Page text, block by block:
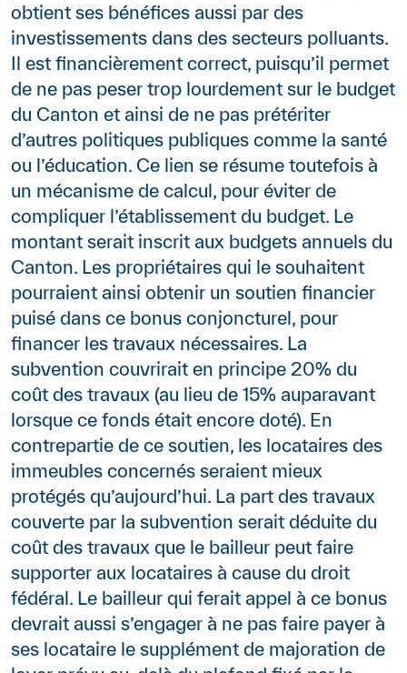
obtient ses bénéfices aussi par des
investissements dans des secteurs polluants.
Il est financièrement correct, puisqu’il permet
de ne pas peser trop lourdement sur le budget
du Canton et ainsi de ne pas prétériter
d’autres politiques publiques comme la santé
ou l’éducation. Ce lien se résume toutefois à
un mécanisme de calcul, pour éviter de
compliquer l’établissement du budget. Le
montant serait inscrit aux budgets annuels du
Canton. Les propriétaires qui le souhaitent
pourraient ainsi obtenir un soutien financier
puisé dans ce bonus conjoncturel, pour
financer les travaux nécessaires. La
subvention couvrirait en principe 20% du
coût des travaux (au lieu de 15% auparavant
lorsque ce fonds était encore doté). En
contrepartie de ce soutien, les locataires des
immeubles concernés seraient mieux
protégés qu’aujourd’hui. La part des travaux
couverte par la subvention serait déduite du
coût des travaux que le bailleur peut faire
supporter aux locataires à cause du droit
fédéral. Le bailleur qui ferait appel à ce bonus
devrait aussi s’engager à ne pas faire payer à
ses locataire le supplément de majoration de